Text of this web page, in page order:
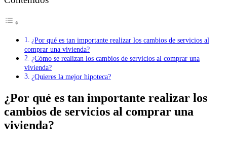
¿Por qué es tan importante realizar los cambios de servicios al
comprar una vivienda?
¿Cómo se realizan los cambios de servicios al comprar una
vivienda?
¿Quieres la mejor hipoteca?
¿Por qué es tan importante realizar los
cambios de servicios al comprar una
vivienda?